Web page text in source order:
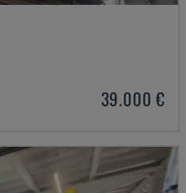
39.000 €